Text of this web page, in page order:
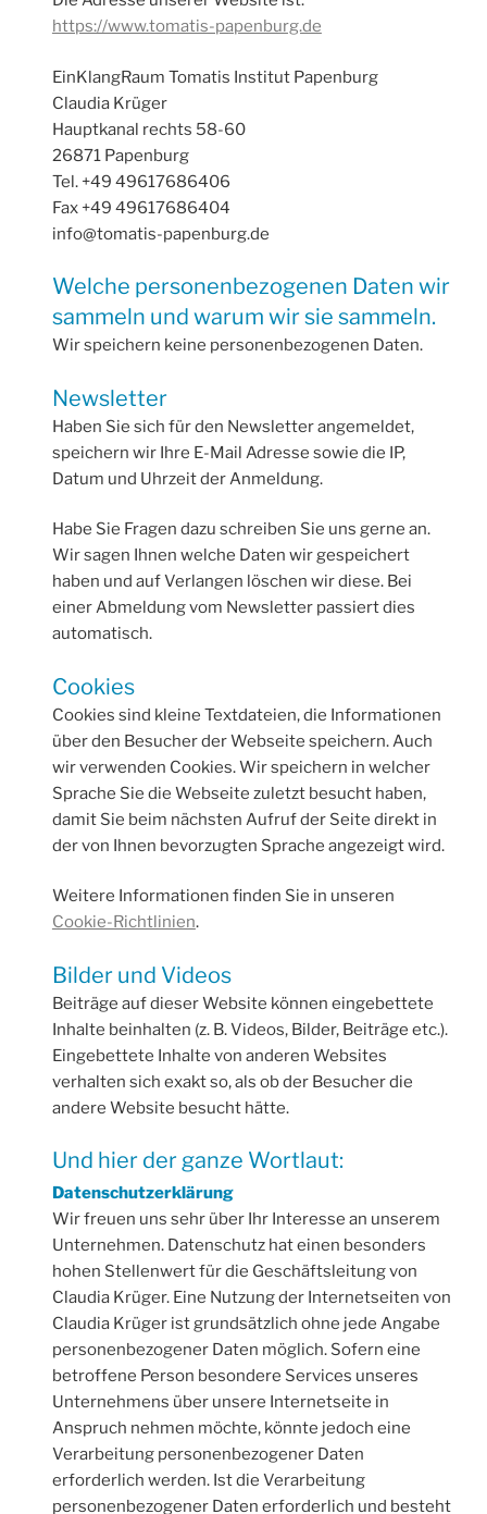
https://www.tomatis-papenburg.de
EinKlangRaum Tomatis Institut Papenburg
Claudia Krüger
Hauptkanal rechts 58-60
26871 Papenburg
Tel. +49 49617686406
Fax +49 49617686404
info@tomatis-papenburg.de
Welche personenbezogenen Daten wir
sammeln und warum wir sie sammeln.
Wir speichern keine personenbezogenen Daten.
Newsletter
Haben Sie sich für den Newsletter angemeldet,
speichern wir Ihre E-Mail Adresse sowie die IP,
Datum und Uhrzeit der Anmeldung.
Habe Sie Fragen dazu schreiben Sie uns gerne an.
Wir sagen Ihnen welche Daten wir gespeichert
haben und auf Verlangen löschen wir diese. Bei
einer Abmeldung vom Newsletter passiert dies
automatisch.
Cookies
Cookies sind kleine Textdateien, die Informationen
über den Besucher der Webseite speichern. Auch
wir verwenden Cookies. Wir speichern in welcher
Sprache Sie die Webseite zuletzt besucht haben,
damit Sie beim nächsten Aufruf der Seite direkt in
der von Ihnen bevorzugten Sprache angezeigt wird.
Weitere Informationen finden Sie in unseren
Cookie-Richtlinien.
Bilder und Videos
Beiträge auf dieser Website können eingebettete
Inhalte beinhalten (z. B. Videos, Bilder, Beiträge etc.).
Eingebettete Inhalte von anderen Websites
verhalten sich exakt so, als ob der Besucher die
andere Website besucht hätte.
Und hier der ganze Wortlaut:
Datenschutzerklärung
Wir freuen uns sehr über Ihr Interesse an unserem
Unternehmen. Datenschutz hat einen besonders
hohen Stellenwert für die Geschäftsleitung von
Claudia Krüger. Eine Nutzung der Internetseiten von
Claudia Krüger ist grundsätzlich ohne jede Angabe
personenbezogener Daten möglich. Sofern eine
betroffene Person besondere Services unseres
Unternehmens über unsere Internetseite in
Anspruch nehmen möchte, könnte jedoch eine
Verarbeitung personenbezogener Daten
erforderlich werden. Ist die Verarbeitung
personenbezogener Daten erforderlich und besteht